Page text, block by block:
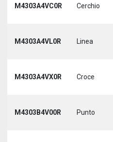
M4303A4VC0R Cerchio
M4303A4VL0R Linea
M4303A4VX0R Croce
M4303B4V00R Punto